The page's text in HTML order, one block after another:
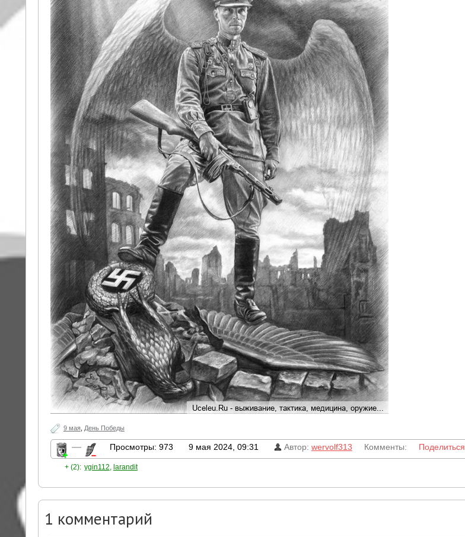
9 мая, День Победы
— Просмотры: 973 9 мая 2024, 09:31 Автор: wervolf313 Комменты: Поделиться
+ (2): ygin112, larandit
1 комментарий